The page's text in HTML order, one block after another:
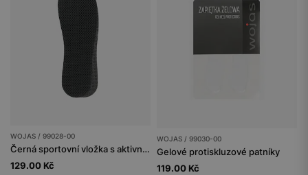
WOJAS / 99028-00
Černá sportovní vložka s aktivním uhlím
129.00 Kč
WOJAS / 99030-00
Gelové protiskluzové patníky
119.00 Kč